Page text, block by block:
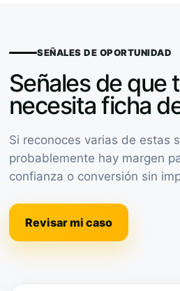
SEÑALES DE OPORTUNIDAD
Señales de que
necesita ficha
Si reconoces varias de estas
probablemente hay margen
confianza o conversión sin
Revisar mi caso